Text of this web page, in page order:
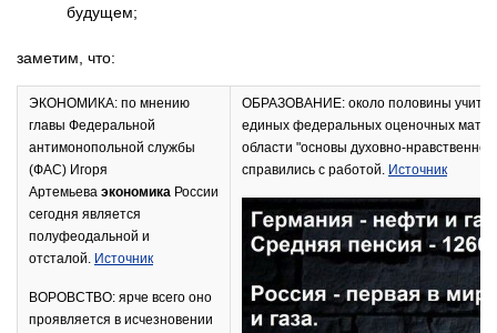
будущем;
заметим, что:
ЭКОНОМИКА: по мнению
главы Федеральной
антимонопольной службы
(ФАС) Игоря
Артемьева экономика России
сегодня является
полуфеодальной и
отсталой. Источник
ВОРОВСТВО: ярче всего оно
проявляется в исчезновении
ОБРАЗОВАНИЕ: около половины
единых федеральных оценочных
области "основы духовно-
справились с работой. Источник